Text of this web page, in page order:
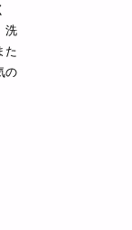
洗
た
の